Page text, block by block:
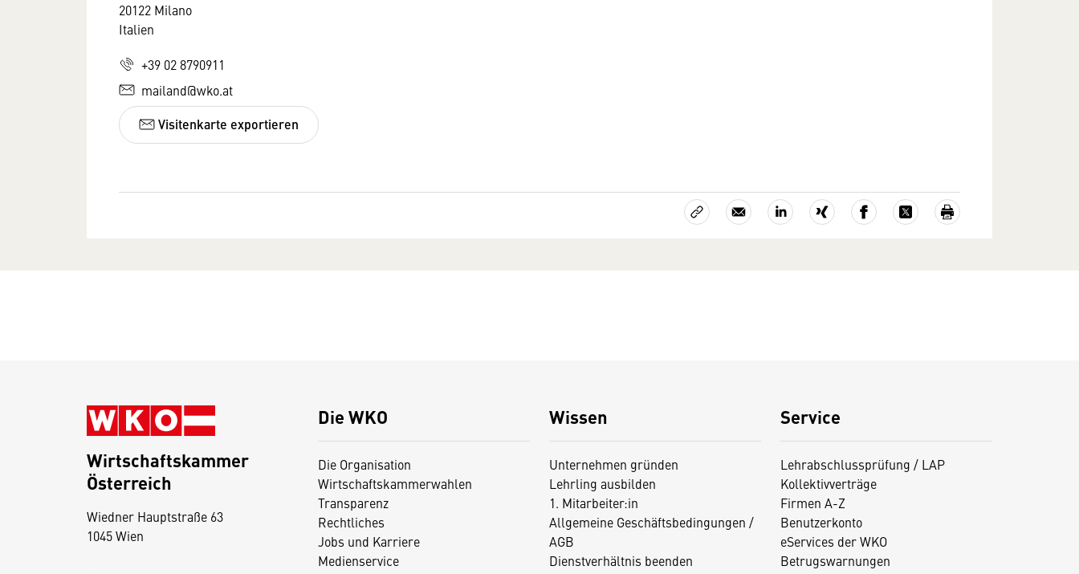
20122 Milano
Italien
+39 02 8790911
mailand@wko.at
Visitenkarte exportieren
Die WKO
Die Organisation
Wirtschaftskammerwahlen
Transparenz
Rechtliches
Jobs und Karriere
Medienservice
Wissen
Unternehmen gründen
Lehrling ausbilden
1. Mitarbeiter:in
Allgemeine Geschäftsbedingungen /
AGB
Dienstverhältnis beenden
Service
Lehrabschlussprüfung / LAP
Kollektivverträge
Firmen A-Z
Benutzerkonto
eServices der WKO
Betrugswarnungen
Wirtschaftskammer
Österreich
Wiedner Hauptstraße 63
1045 Wien